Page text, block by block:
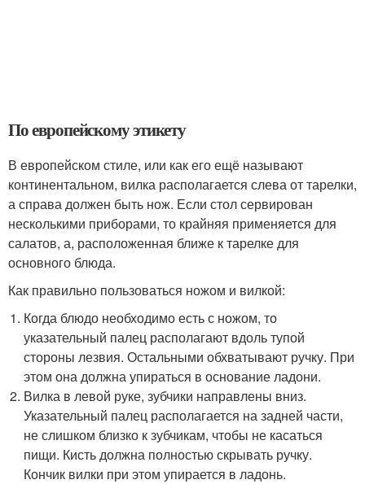
По европейскому этикету
В европейском стиле, или как его ещё называют
континентальном, вилка располагается слева от тарелки,
а справа должен быть нож. Если стол сервирован
несколькими приборами, то крайняя применяется для
салатов, а, расположенная ближе к тарелке для
основного блюда.
Как правильно пользоваться ножом и вилкой:
Когда блюдо необходимо есть с ножом, то
указательный палец располагают вдоль тупой
стороны лезвия. Остальными обхватывают ручку. При
этом она должна упираться в основание ладони.
Вилка в левой руке, зубчики направлены вниз.
Указательный палец располагается на задней части,
не слишком близко к зубчикам, чтобы не касаться
пищи. Кисть должна полностью скрывать ручку.
Кончик вилки при этом упирается в ладонь.